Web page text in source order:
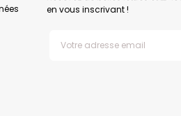
en vous inscrivant !